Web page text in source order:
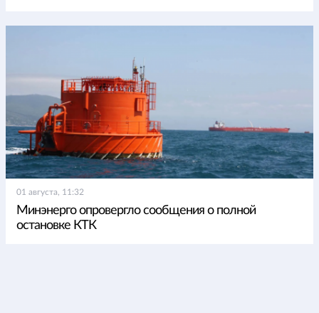
01 августа, 11:32
Минэнерго опровергло сообщения о полной
остановке КТК